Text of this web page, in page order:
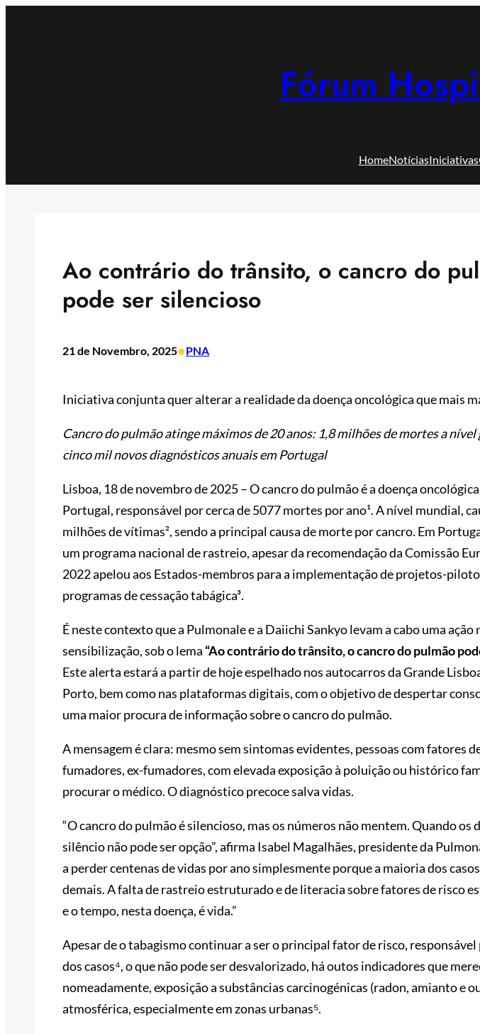
Fórum
HomeNotíciasIniciativas
Ao contrário do trânsito, o cancro do
pode ser silencioso
21 de Novembro, 2025•PNA
Iniciativa conjunta quer alterar a realidade da doença oncológica que mais
Cancro do pulmão atinge máximos de 20 anos: 1,8 milhões de mortes a nível
cinco mil novos diagnósticos anuais em Portugal
Lisboa, 18 de novembro de 2025 – O cancro do pulmão é a doença
Portugal, responsável por cerca de 5077 mortes por ano¹. A nível mundial,
milhões de vítimas², sendo a principal causa de morte por cancro. Em
um programa nacional de rastreio, apesar da recomendação da Comissão
2022 apelou aos Estados-membros para a implementação de projetos-
programas de cessação tabágica³.
É neste contexto que a Pulmonale e a Daiichi Sankyo levam a cabo uma ação
sensibilização, sob o lema “Ao contrário do trânsito, o cancro do pulmão
Este alerta estará a partir de hoje espelhado nos autocarros da Grande
Porto, bem como nas plataformas digitais, com o objetivo de despertar
uma maior procura de informação sobre o cancro do pulmão.
A mensagem é clara: mesmo sem sintomas evidentes, pessoas com fatores
fumadores, ex-fumadores, com elevada exposição à poluição ou histórico
procurar o médico. O diagnóstico precoce salva vidas.
“O cancro do pulmão é silencioso, mas os números não mentem. Quando os
silêncio não pode ser opção”, afirma Isabel Magalhães, presidente da
a perder centenas de vidas por ano simplesmente porque a maioria dos
demais. A falta de rastreio estruturado e de literacia sobre fatores de risco
e o tempo, nesta doença, é vida.”
Apesar de o tabagismo continuar a ser o principal fator de risco, responsável
dos casos⁴, o que não pode ser desvalorizado, há outos indicadores que
nomeadamente, exposição a substâncias carcinogénicas (radon, amianto e
atmosférica, especialmente em zonas urbanas⁵.